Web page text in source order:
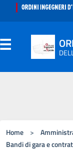
ISCRITTO
Home >
Bandi di gara e